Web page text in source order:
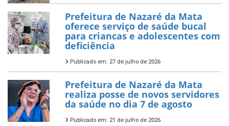
Prefeitura de Nazaré da Mata
oferece serviço de saúde bucal
para criancas e adolescentes com
deficiência
Publicado em: 27 de julho de 2026
Prefeitura de Nazaré da Mata
realiza posse de novos servidores
da saúde no dia 7 de agosto
Publicado em: 21 de julho de 2026